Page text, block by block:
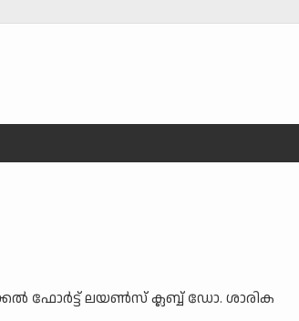
ഫോർട്ട് ലയൺസ് ക്ലബ്ബ് ഡോ. ശാരിക